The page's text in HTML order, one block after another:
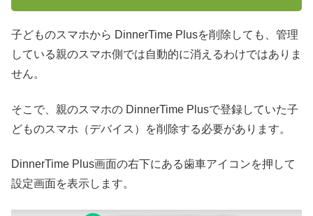
子どものスマホから DinnerTime Plusを削除しても、管理
している親のスマホ側では自動的に消えるわけではありま
せん。
そこで、親のスマホの DinnerTime Plusで登録していた子
どものスマホ（デバイス）を削除する必要があります。
DinnerTime Plus画面の右下にある歯車アイコンを押して
設定画面を表示します。